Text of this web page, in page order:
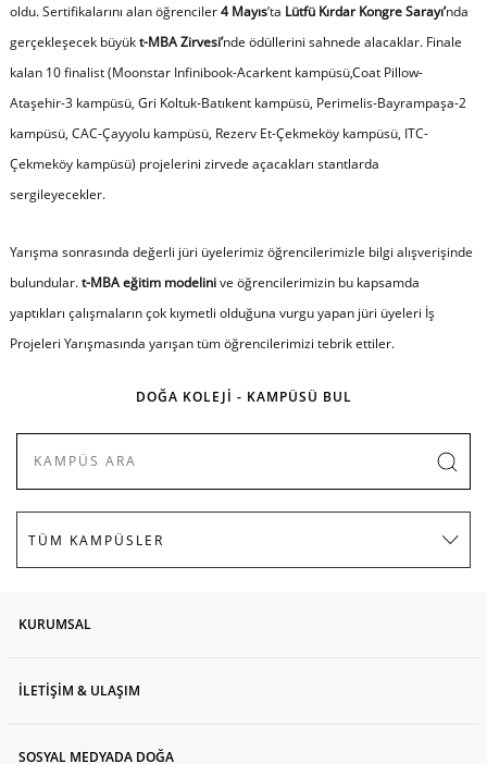
oldu. Sertifikalarını alan öğrenciler4 Mayıs’ta Lütfü Kırdar Kongre Sarayı’nda
gerçekleşecek büyükt-MBA Zirvesi’nde ödüllerini sahnede alacaklar. Finale
kalan 10 finalist (Moonstar Infinibook-Acarkent kampüsü,Coat Pillow-
Ataşehir-3 kampüsü, Gri Koltuk-Batıkent kampüsü, Perimelis-Bayrampaşa-2
kampüsü, CAC-Çayyolu kampüsü, Rezerv Et-Çekmeköy kampüsü, ITC-
Çekmeköy kampüsü) projelerini zirvede açacakları stantlarda
sergileyecekler.
Yarışma sonrasında değerli jüri üyelerimiz öğrencilerimizle bilgi alışverişinde
bulundular.t-MBA eğitim modelinive öğrencilerimizin bu kapsamda
yaptıkları çalışmaların çok kıymetli olduğuna vurgu yapan jüri üyeleri İş
Projeleri Yarışmasında yarışan tüm öğrencilerimizi tebrik ettiler.
DOĞA KOLEJİ - KAMPÜSÜ BUL
KURUMSAL
İLETİŞİM & ULAŞIM
SOSYAL MEDYADA DOĞA